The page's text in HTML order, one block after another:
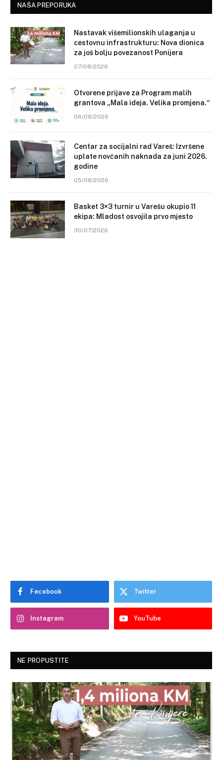
NAŠA PREPORUKA
Nastavak višemilionskih ulaganja u
cestovnu infrastrukturu: Nova dionica
za još bolju povezanost Ponijera
07/08/2026
Otvorene prijave za Program malih
grantova „Mala ideja. Velika promjena.“
06/08/2026
Centar za socijalni rad Vareš: Izvršene
uplate novčanih naknada za juni 2026.
godine
05/08/2026
Basket 3×3 turnir u Varešu okupio 11
ekipa: Mladost osvojila prvo mjesto
30/07/2026
Facebook Twitter
Instagram YouTube
NE PROPUSTITE